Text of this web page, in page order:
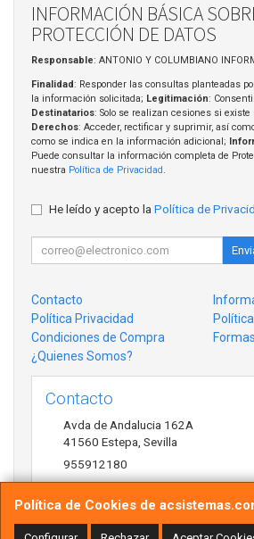
Política de Cookies de
INFORMACIÓN BÁSICA
PROTECCIÓN DE DATOS
Responsable: ANTONIO Y COLUMBIANO
Finalidad: Responder las consultas planteadas
la información solicitada; Legitimación:
Destinatarios: Solo se realizan cesiones si
Derechos: Acceder, rectificar y suprimir, así
como se indica en la información adicional;
Puede consultar la información completa de
nuestra Política de Privacidad.
He leído y acepto laPolítica de
Contacto
Política Privacidad
Condiciones de Compra
¿Quienes Somos?
Contacto
Avda de Andalucia 162A
41560 Estepa, Sevilla
955912180
antonio@acsistemas.com